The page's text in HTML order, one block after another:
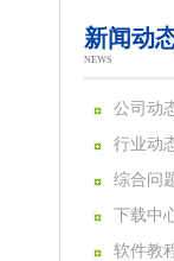
新闻动
NEWS
公司动
行业动
综合问
下载中
软件教